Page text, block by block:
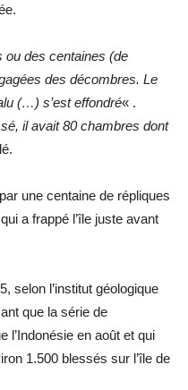
ou des centaines (de
des décombres. Le
(…) s’est effondré« .
il avait 80 chambres dont
une centaine de répliques
a frappé l’île juste avant
selon l’institut géologique
que la série de
l’Indonésie en août et qui
1.500 blessés sur l’île de